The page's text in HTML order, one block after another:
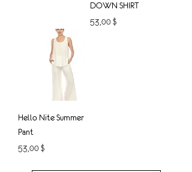
DOWN SHIRT
Prix
53,00 $
Hello Nite Summer
Pant
Prix
53,00 $